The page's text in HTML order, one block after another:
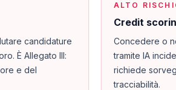
candidature
È Allegato III:
e del
ALTO
Credit
Concedere o
tramite IA
richiede
tracciabilità.